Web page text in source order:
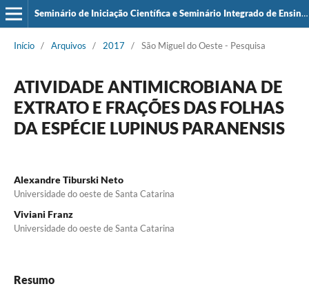
Seminário de Iniciação Científica e Seminário Integrado de Ensino, Pesquisa e Extensão (SIEPE)
Início / Arquivos / 2017 / São Miguel do Oeste - Pesquisa
ATIVIDADE ANTIMICROBIANA DE
EXTRATO E FRAÇÕES DAS FOLHAS
DA ESPÉCIE LUPINUS PARANENSIS
Alexandre Tiburski Neto
Universidade do oeste de Santa Catarina
Viviani Franz
Universidade do oeste de Santa Catarina
Resumo